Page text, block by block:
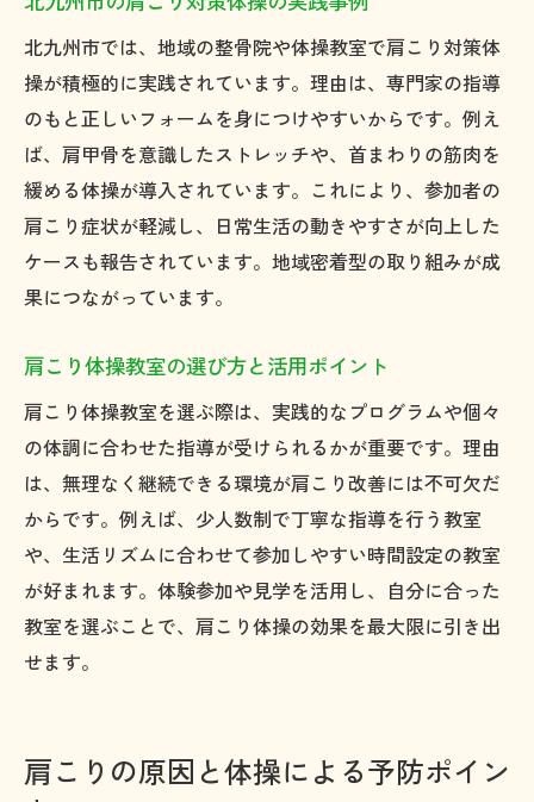
北九州市では、地域の整骨院や体操教室で肩こり対策体
操が積極的に実践されています。理由は、専門家の指導
のもと正しいフォームを身につけやすいからです。例え
ば、肩甲骨を意識したストレッチや、首まわりの筋肉を
緩める体操が導入されています。これにより、参加者の
肩こり症状が軽減し、日常生活の動きやすさが向上した
ケースも報告されています。地域密着型の取り組みが成
果につながっています。
肩こり体操教室の選び方と活用ポイント
肩こり体操教室を選ぶ際は、実践的なプログラムや個々
の体調に合わせた指導が受けられるかが重要です。理由
は、無理なく継続できる環境が肩こり改善には不可欠だ
からです。例えば、少人数制で丁寧な指導を行う教室
や、生活リズムに合わせて参加しやすい時間設定の教室
が好まれます。体験参加や見学を活用し、自分に合った
教室を選ぶことで、肩こり体操の効果を最大限に引き出
せます。
肩こりの原因と体操による予防ポイン